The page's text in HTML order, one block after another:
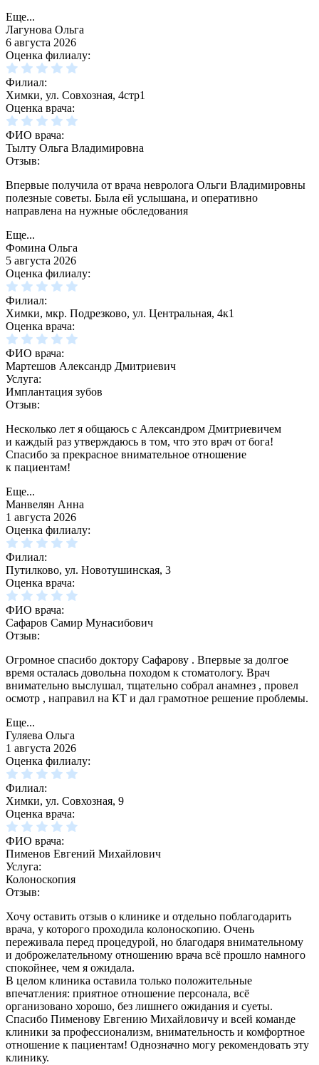
Еще...
Лагунова Ольга
6 августа 2026
Оценка филиалу:
Филиал:
Химки, ул. Совхозная, 4стр1
Оценка врача:
ФИО врача:
Тылту Ольга Владимировна
Отзыв:
Впервые получила от врача невролога Ольги Владимировны
полезные советы. Была ей услышана, и оперативно
направлена на нужные обследования
Еще...
Фомина Ольга
5 августа 2026
Оценка филиалу:
Филиал:
Химки, мкр. Подрезково, ул. Центральная, 4к1
Оценка врача:
ФИО врача:
Мартешов Александр Дмитриевич
Услуга:
Имплантация зубов
Отзыв:
Несколько лет я общаюсь с Александром Дмитриевичем
и каждый раз утверждаюсь в том, что это врач от бога!
Спасибо за прекрасное внимательное отношение
к пациентам!
Еще...
Манвелян Анна
1 августа 2026
Оценка филиалу:
Филиал:
Путилково, ул. Новотушинская, 3
Оценка врача:
ФИО врача:
Сафаров Самир Мунасибович
Отзыв:
Огромное спасибо доктору Сафарову . Впервые за долгое
время осталась довольна походом к стоматологу. Врач
внимательно выслушал, тщательно собрал анамнез , провел
осмотр , направил на КТ и дал грамотное решение проблемы.
Еще...
Гуляева Ольга
1 августа 2026
Оценка филиалу:
Филиал:
Химки, ул. Совхозная, 9
Оценка врача:
ФИО врача:
Пименов Евгений Михайлович
Услуга:
Колоноскопия
Отзыв:
Хочу оставить отзыв о клинике и отдельно поблагодарить
врача, у которого проходила колоноскопию. Очень
переживала перед процедурой, но благодаря внимательному
и доброжелательному отношению врача всё прошло намного
спокойнее, чем я ожидала.
В целом клиника оставила только положительные
впечатления: приятное отношение персонала, всё
организовано хорошо, без лишнего ожидания и суеты.
Спасибо Пименову Евгению Михайловичу и всей команде
клиники за профессионализм, внимательность и комфортное
отношение к пациентам! Однозначно могу рекомендовать эту
клинику.